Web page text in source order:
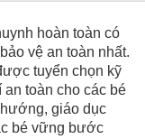
hoàn toàn có
vệ an toàn nhất.
tuyển chọn kỹ
toàn cho các bé
giáo dục
bé vững bước